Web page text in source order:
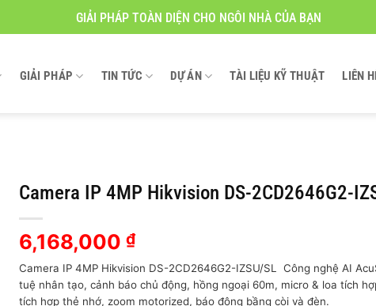
GIẢI PHÁP TOÀN DIỆN CHO NGÔI NHÀ CỦA BẠN
GIẢI PHÁP TIN TỨC DỰ ÁN TÀI LIỆU KỸ THUẬT LIÊN
Camera IP 4MP Hikvision DS-2CD2646G2-
6,168,000₫
Camera IP 4MP Hikvision DS-2CD2646G2-IZSU/SL Công nghệ AI
tuệ nhân tạo, cảnh báo chủ động, hồng ngoại 60m, micro & loa tích
tích hợp thẻ nhớ, zoom motorized, báo động bầng còi và đèn.